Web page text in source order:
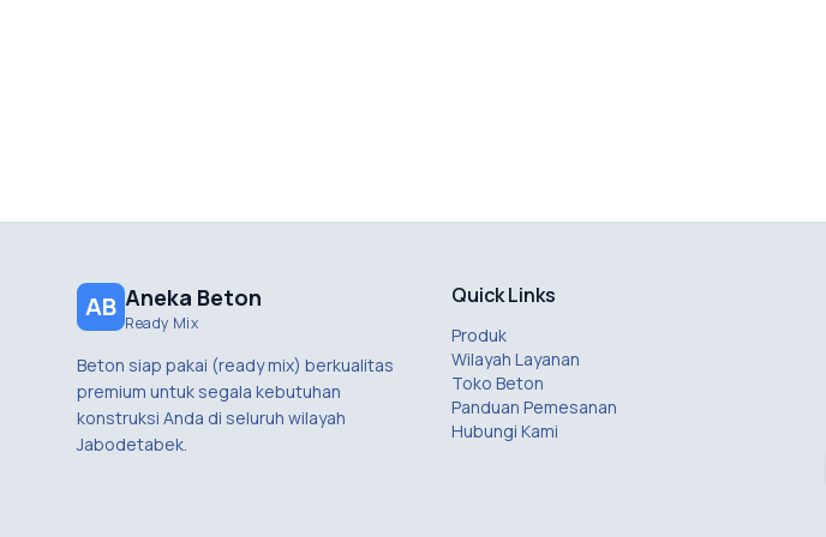
AB Aneka Beton
Ready Mix
Beton siap pakai (ready mix) berkualitas
premium untuk segala kebutuhan
konstruksi Anda di seluruh wilayah
Jabodetabek.
Quick Links
Produk
Wilayah Layanan
Toko Beton
Panduan Pemesanan
Hubungi Kami